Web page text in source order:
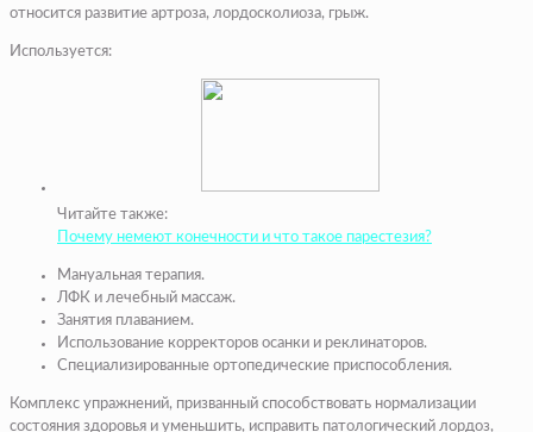
относится развитие артроза, лордосколиоза, грыж.
Используется:
Читайте также:
Почему немеют конечности и что такое парестезия?
Мануальная терапия.
ЛФК и лечебный массаж.
Занятия плаванием.
Использование корректоров осанки и реклинаторов.
Специализированные ортопедические приспособления.
Комплекс упражнений, призванный способствовать нормализации
состояния здоровья и уменьшить, исправить патологический лордоз,